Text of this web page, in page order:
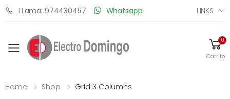
LLama: 974430457 Whatsapp LINKS
Toggle mobile menu
0
Carrito
Home Shop Grid 3 Columns